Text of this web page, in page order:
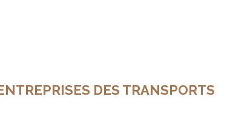
DES TRANSPORTS